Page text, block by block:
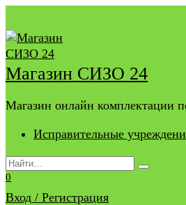
к
содержанию
Магазин СИЗО 24
Магазин онлайн
Исправительные
Search
for:
0
Вход / Регистрация